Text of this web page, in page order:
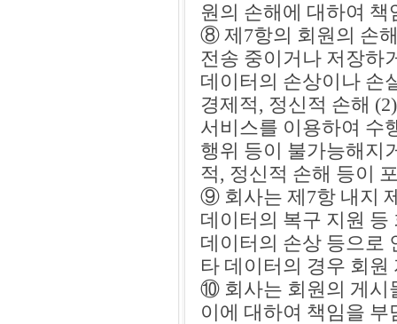
원의 손해에 대하여 책
⑧ 제7항의 회원의 손
전송 중이거나 저장하
데이터의 손상이나 손
경제적, 정신적 손해
서비스를 이용하여 수
행위 등이 불가능해지
적, 정신적 손해 등이
⑨ 회사는 제7항 내지
데이터의 복구 지원
데이터의 손상 등으로
타 데이터의 경우 회
⑩ 회사는 회원의 게시
이에 대하여 책임을